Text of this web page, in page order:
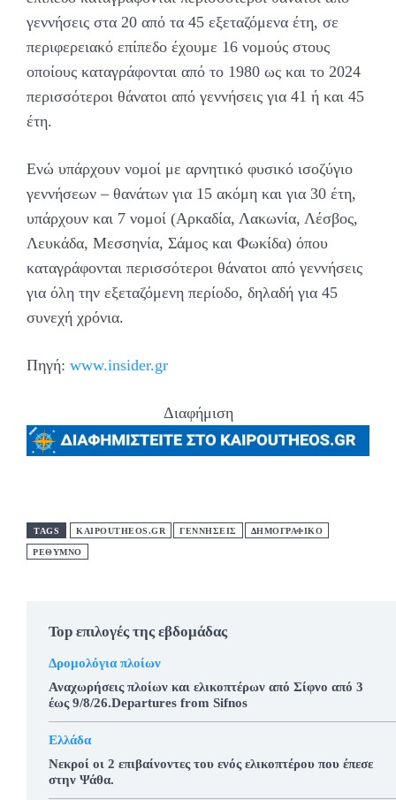
γεννήσεις στα 20 από τα 45 εξεταζόμενα έτη, σε
περιφερειακό επίπεδο έχουμε 16 νομούς στους
οποίους καταγράφονται από το 1980 ως και το 2024
περισσότεροι θάνατοι από γεννήσεις για 41 ή και 45
έτη.
Ενώ υπάρχουν νομοί με αρνητικό φυσικό ισοζύγιο
γεννήσεων – θανάτων για 15 ακόμη και για 30 έτη,
υπάρχουν και 7 νομοί (Αρκαδία, Λακωνία, Λέσβος,
Λευκάδα, Μεσσηνία, Σάμος και Φωκίδα) όπου
καταγράφονται περισσότεροι θάνατοι από γεννήσεις
για όλη την εξεταζόμενη περίοδο, δηλαδή για 45
συνεχή χρόνια.
Πηγή: www.insider.gr
Διαφήμιση
TAGS KAIPOUTHEOS.GR ΓΕΝΝΗΣΕΙΣ ΔΗΜΟΓΡΑΦΙΚΟ
ΡΕΘΥΜΝΟ
Top επιλογές της εβδομάδας
Δρομολόγια πλοίων
Αναχωρήσεις πλοίων και ελικοπτέρων από Σίφνο από 3
έως 9/8/26.Departures from Sifnos
Ελλάδα
Νεκροί οι 2 επιβαίνοντες του ενός ελικοπτέρου που έπεσε
στην Ψάθα.